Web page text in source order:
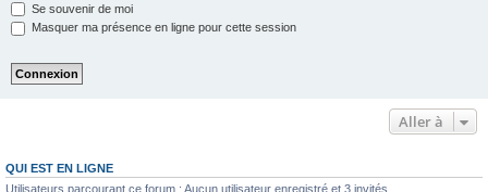
Se souvenir de moi
Masquer ma présence en ligne pour cette session
Aller à
QUI EST EN LIGNE
Utilisateurs parcourant ce forum : Aucun utilisateur enregistré et 3 invités